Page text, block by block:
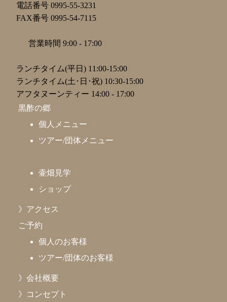
電話番号 0995-55-3231
FAX番号 0995-54-7115
営業時間 9:00 - 17:00
ランチタイム(平日) 11:00-15:00
ランチタイム(土･日･祝) 10:30-15:00
アフタヌーンティー 14:00 - 17:00
黒酢の郷
個人メニュー
ツアー/団体メニュー
壷畑見学
ショップ
》アクセス
ご予約
個人のお客様
ツアー/団体のお客様
》会社概要
》コンセプト